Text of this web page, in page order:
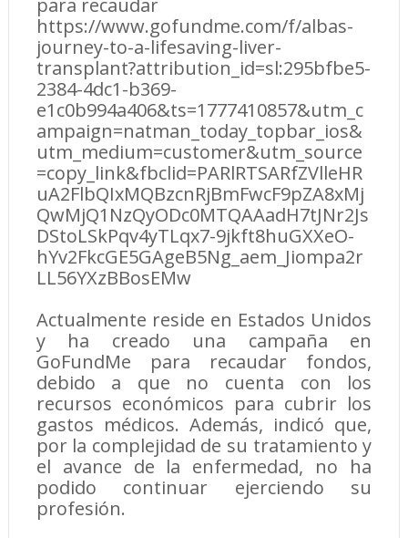
para recaudar
https://www.gofundme.com/f/albas-
journey-to-a-lifesaving-liver-
transplant?attribution_id=sl:295bfbe5-
2384-4dc1-b369-
e1c0b994a406&ts=1777410857&utm_c
ampaign=natman_today_topbar_ios&
utm_medium=customer&utm_source
=copy_link&fbclid=PARlRTSARfZVlleHR
uA2FlbQIxMQBzcnRjBmFwcF9pZA8xMj
QwMjQ1NzQyODc0MTQAAadH7tJNr2Js
DStoLSkPqv4yTLqx7-9jkft8huGXXeO-
hYv2FkcGE5GAgeB5Ng_aem_Jiompa2r
LL56YXzBBosEMw
Actualmente reside en Estados Unidos
y ha creado una campaña en
GoFundMe para recaudar fondos,
debido a que no cuenta con los
recursos económicos para cubrir los
gastos médicos. Además, indicó que,
por la complejidad de su tratamiento y
el avance de la enfermedad, no ha
podido continuar ejerciendo su
profesión.